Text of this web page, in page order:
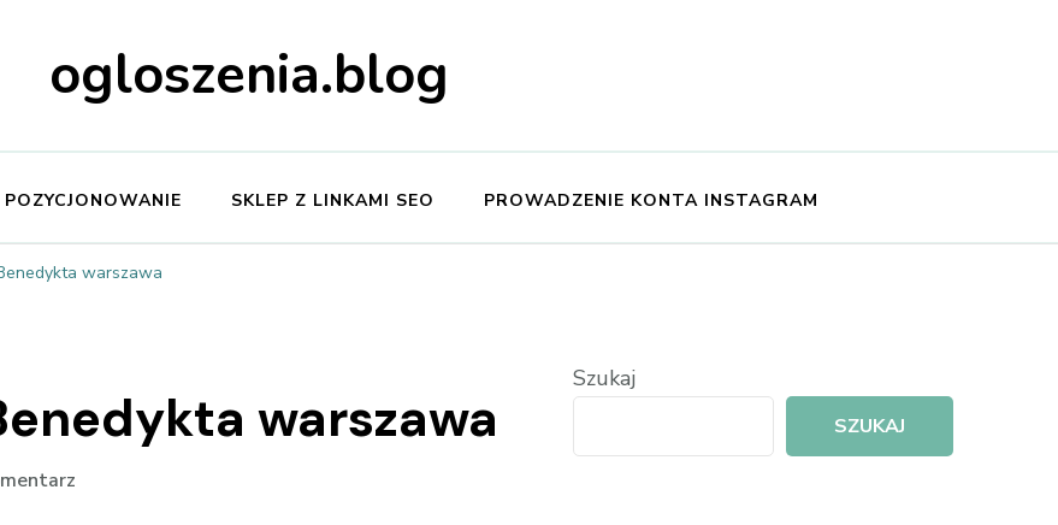
ogloszenia.blog
POZYCJONOWANIE SKLEP Z LINKAMI SEO PROWADZENIE KONTA INSTAGRAM
warszawa
warszawa
Szukaj
SZUKAJ